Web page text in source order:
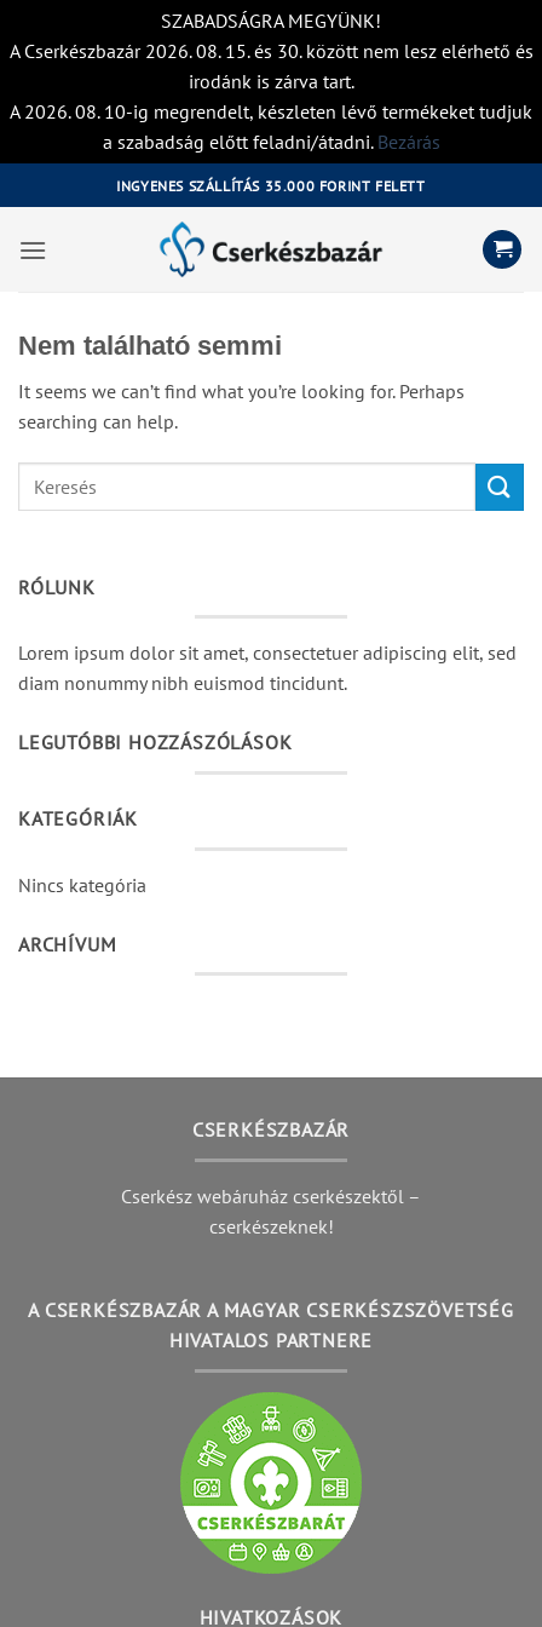
SZABADSÁGRA MEGYÜNK!
A Cserkészbazár 2026. 08. 15. és 30. között nem lesz elérhető és
irodánk is zárva tart.
A 2026. 08. 10-ig megrendelt, készleten lévő termékeket tudjuk
a szabadság előtt feladni/átadni. Bezárás
to
content
INGYENES SZÁLLÍTÁS 35.000 FORINT FELETT
Nem található semmi
It seems we can’t find what you’re looking for. Perhaps
searching can help.
RÓLUNK
Lorem ipsum dolor sit amet, consectetuer adipiscing elit, sed
diam nonummy nibh euismod tincidunt.
LEGUTÓBBI HOZZÁSZÓLÁSOK
KATEGÓRIÁK
Nincs kategória
ARCHÍVUM
CSERKÉSZBAZÁR
Cserkész webáruház cserkészektől –
cserkészeknek!
A CSERKÉSZBAZÁR A MAGYAR CSERKÉSZSZÖVETSÉG
HIVATALOS PARTNERE
HIVATKOZÁSOK